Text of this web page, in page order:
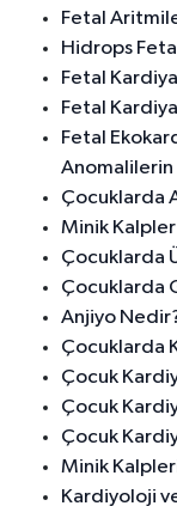
Fetal
Hidrops
Fetal
Fetal
Fetal
Anomalilerin
Çocuklarda
Minik Kalpler
Çocuklarda
Çocuklarda
Anjiyo
Çocuklarda
Çocuk
Çocuk
Çocuk
Minik
Kardiyoloji